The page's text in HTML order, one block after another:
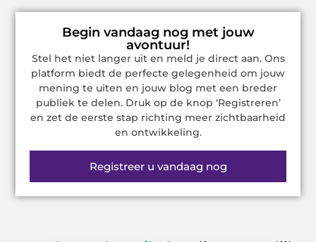
Begin vandaag nog met jouw
avontuur!
Stel het niet langer uit en meld je direct aan. Ons
platform biedt de perfecte gelegenheid om jouw
mening te uiten en jouw blog met een breder
publiek te delen. Druk op de knop ‘Registreren’
en zet de eerste stap richting meer zichtbaarheid
en ontwikkeling.
Registreer u vandaag nog